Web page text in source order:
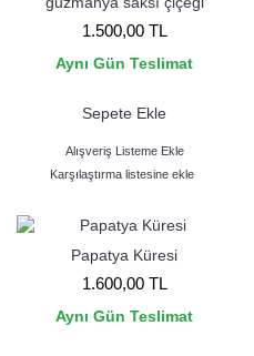
1.500,00 TL
Aynı Gün Teslimat
Sepete Ekle
Alışveriş Listeme Ekle
Karşılaştırma listesine ekle
Papatya Küresi
1.600,00 TL
Aynı Gün Teslimat